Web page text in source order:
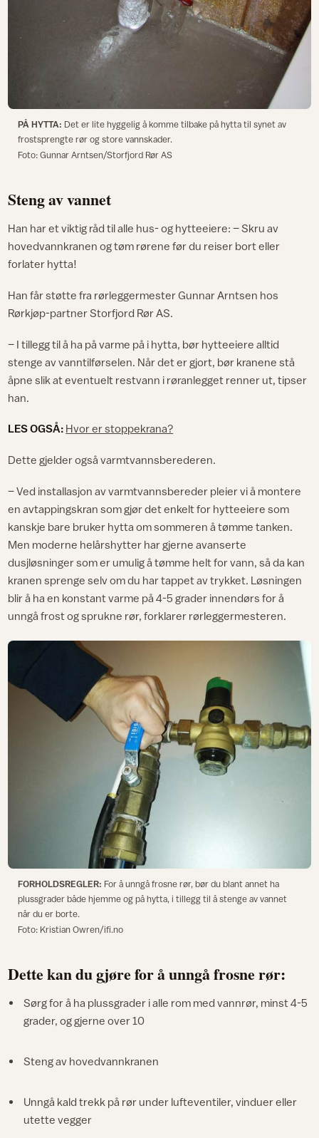
PÅ HYTTA: Det er lite hyggelig å komme tilbake på hytta til synet av
frostsprengte rør og store vannskader.
Foto: Gunnar Arntsen/Storfjord Rør AS
Steng av vannet
Han har et viktig råd til alle hus- og hytteeiere: – Skru av
hovedvannkranen og tøm rørene før du reiser bort eller
forlater hytta!
Han får støtte fra rørleggermester Gunnar Arntsen hos
Rørkjøp-partner Storfjord Rør AS.
– I tillegg til å ha på varme på i hytta, bør hytteeiere alltid
stenge av vanntilførselen. Når det er gjort, bør kranene stå
åpne slik at eventuelt restvann i røranlegget renner ut, tipser
han.
LES OGSÅ: Hvor er stoppekrana?
Dette gjelder også varmtvannsberederen.
– Ved installasjon av varmtvannsbereder pleier vi å montere
en avtappingskran som gjør det enkelt for hytteeiere som
kanskje bare bruker hytta om sommeren å tømme tanken.
Men moderne helårshytter har gjerne avanserte
dusjløsninger som er umulig å tømme helt for vann, så da kan
kranen sprenge selv om du har tappet av trykket. Løsningen
blir å ha en konstant varme på 4-5 grader innendørs for å
unngå frost og sprukne rør, forklarer rørleggermesteren.
FORHOLDSREGLER: For å unngå frosne rør, bør du blant annet ha
plussgrader både hjemme og på hytta, i tillegg til å stenge av vannet
når du er borte.
Foto: Kristian Owren/ifi.no
Dette kan du gjøre for å unngå frosne rør:
Sørg for å ha plussgrader i alle rom med vannrør, minst 4-5
grader, og gjerne over 10
Steng av hovedvannkranen
Unngå kald trekk på rør under lufteventiler, vinduer eller
utette vegger